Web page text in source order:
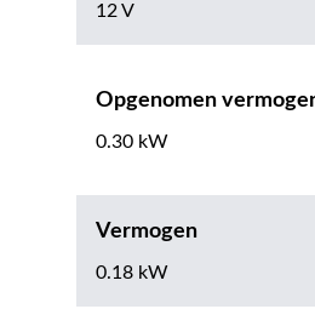
12 V
Opgenomen
0.30 kW
Vermogen
0.18 kW